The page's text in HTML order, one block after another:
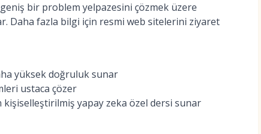
bir problem yelpazesini çözmek üzere
Daha fazla bilgi için resmi web sitelerini ziyaret
yüksek doğruluk sunar
ustaca çözer
kişiselleştirilmiş yapay zeka özel dersi sunar